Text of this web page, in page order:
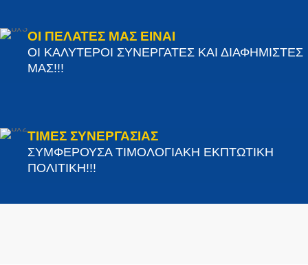
ΟΙ ΠΕΛΑΤΕΣ ΜΑΣ ΕΙΝΑΙ
ΟΙ ΚΑΛΥΤΕΡΟΙ ΣΥΝΕΡΓΑΤΕΣ ΚΑΙ ΔΙΑΦΗΜΙΣΤΕΣ
ΜΑΣ!!!
ΤΙΜΕΣ ΣΥΝΕΡΓΑΣΙΑΣ
ΣΥΜΦΕΡΟΥΣΑ ΤΙΜΟΛΟΓΙΑΚΗ ΕΚΠΤΩΤΙΚΗ
ΠΟΛΙΤΙΚΗ!!!